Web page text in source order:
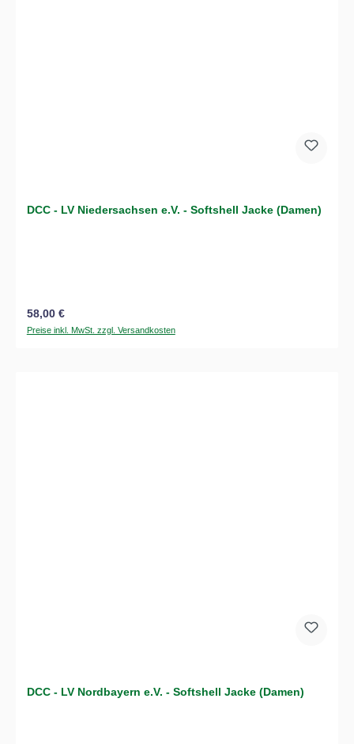
DCC - LV Niedersachsen e.V. - Softshell Jacke (Damen)
Regulärer Preis:
58,00 €
Preise inkl. MwSt. zzgl. Versandkosten
DCC - LV Nordbayern e.V. - Softshell Jacke (Damen)